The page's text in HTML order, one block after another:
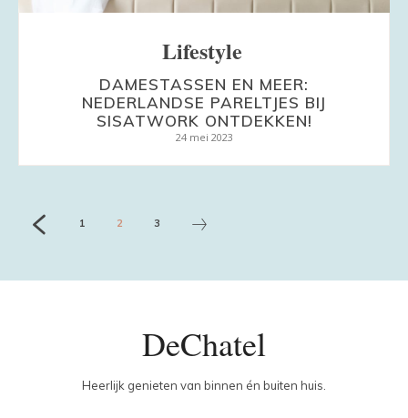
Lifestyle
DAMESTASSEN EN MEER:
NEDERLANDSE PARELTJES BIJ
SISATWORK ONTDEKKEN!
24 mei 2023
1 2 3
DeChatel
Heerlijk genieten van binnen én buiten huis.